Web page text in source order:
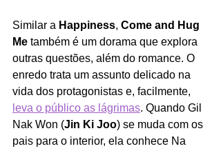
Similar a Happiness, Come and Hug
Me também é um dorama que explora
outras questões, além do romance. O
enredo trata um assunto delicado na
vida dos protagonistas e, facilmente,
leva o público as lágrimas. Quando Gil
Nak Won (Jin Ki Joo) se muda com os
pais para o interior, ela conhece Na